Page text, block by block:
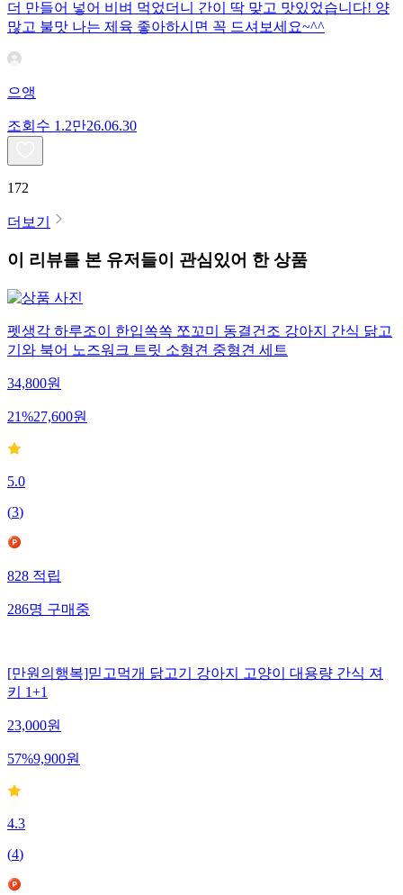
더 만들어 넣어 비벼 먹었더니 간이 딱 맞고 맛있었습니다! 양
많고 불맛 나는 제육 좋아하시면 꼭 드셔보세요~^^
으앵
조회수 1.2만26.06.30
172
더보기
이 리뷰를 본 유저들이 관심있어 한 상품
펫생각 하루조이 한입쏙쏙 쪼꼬미 동결건조 강아지 간식 닭고
기와 북어 노즈워크 트릿 소형견 중형견 세트
34,800원
21%27,600원
5.0
(3)
828 적립
286명 구매중
[만원의행복]믿고먹개 닭고기 강아지 고양이 대용량 간식 져
키 1+1
23,000원
57%9,900원
4.3
(4)